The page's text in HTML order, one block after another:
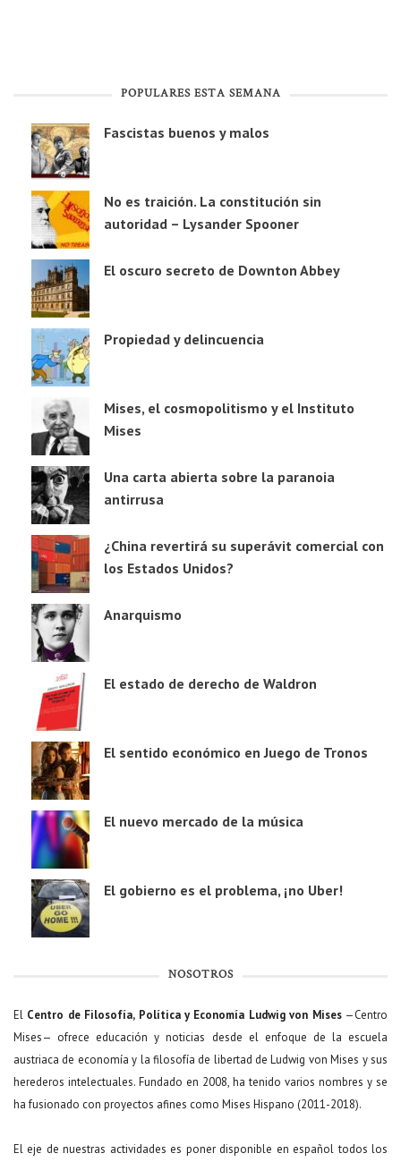
POPULARES ESTA SEMANA
Fascistas buenos y malos
No es traición. La constitución sin
autoridad – Lysander Spooner
El oscuro secreto de Downton Abbey
Propiedad y delincuencia
Mises, el cosmopolitismo y el Instituto
Mises
Una carta abierta sobre la paranoia
antirrusa
¿China revertirá su superávit comercial con
los Estados Unidos?
Anarquismo
El estado de derecho de Waldron
El sentido económico en Juego de Tronos
El nuevo mercado de la música
El gobierno es el problema, ¡no Uber!
NOSOTROS
El Centro de Filosofía, Política y Economía Ludwig von Mises—Centro
Mises— ofrece educación y noticias desde el enfoque de la escuela
austriaca de economía y la filosofía de libertad de Ludwig von Mises y sus
herederos intelectuales. Fundado en 2008, ha tenido varios nombres y se
ha fusionado con proyectos afines como Mises Hispano (2011-2018).
El eje de nuestras actividades es poner disponible en español todos los